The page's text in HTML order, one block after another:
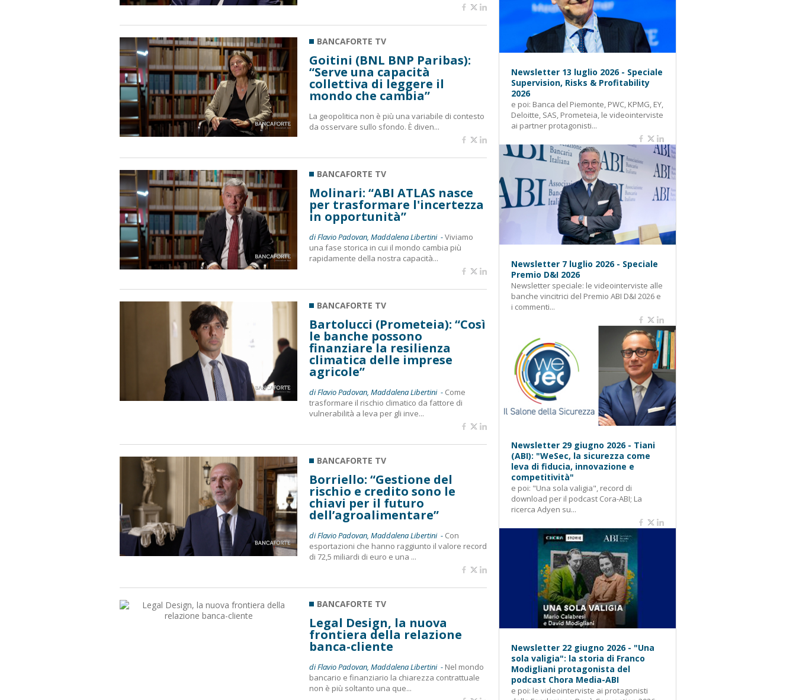
BANCAFORTE TV
Goitini (BNL BNP Paribas):
“Serve una capacità
collettiva di leggere il
mondo che cambia”
La geopolitica non è più una variabile di contesto
da osservare sullo sfondo. È diven...
BANCAFORTE TV
Molinari: “ABI ATLAS nasce
per trasformare l'incertezza
in opportunità”
di Flavio Padovan, Maddalena Libertini -Viviamo
una fase storica in cui il mondo cambia più
rapidamente della nostra capacità...
BANCAFORTE TV
Bartolucci (Prometeia): “Così
le banche possono
finanziare la resilienza
climatica delle imprese
agricole”
di Flavio Padovan, Maddalena Libertini - Come
trasformare il rischio climatico da fattore di
vulnerabilità a leva per gli inve...
BANCAFORTE TV
Borriello: “Gestione del
rischio e credito sono le
chiavi per il futuro
dell’agroalimentare”
di Flavio Padovan, Maddalena Libertini - Con
esportazioni che hanno raggiunto il valore record
di 72,5 miliardi di euro e una ...
BANCAFORTE TV
Legal Design, la nuova
frontiera della relazione
banca-cliente
di Flavio Padovan, Maddalena Libertini - Nel mondo
bancario e finanziario la chiarezza contrattuale
non è più soltanto una que...
Newsletter 13 luglio 2026 - Speciale
Supervision, Risks & Profitability
2026
e poi: Banca del Piemonte, PWC, KPMG, EY,
Deloitte, SAS, Prometeia, le videointerviste
ai partner protagonisti...
Newsletter 7 luglio 2026 - Speciale
Premio D&I 2026
Newsletter speciale: le videointerviste alle
banche vincitrici del Premio ABI D&I 2026 e
i commenti...
Newsletter 29 giugno 2026 - Tiani
(ABI): "WeSec, la sicurezza come
leva di fiducia, innovazione e
competitività"
e poi: "Una sola valigia", record di
download per il podcast Cora-ABI; La
ricerca Adyen su...
Newsletter 22 giugno 2026 - "Una
sola valigia": la storia di Franco
Modigliani protagonista del
podcast Chora Media-ABI
e poi: le videointerviste ai protagonisti